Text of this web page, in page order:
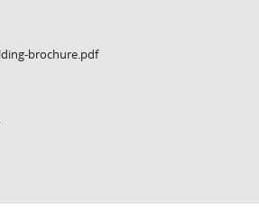
brochure.pdf